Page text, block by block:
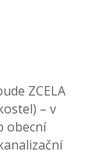
ZCELA
– v
obecní